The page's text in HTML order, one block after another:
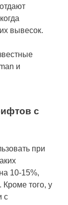
вывесок.
и
с
при
10-15%,
того, у
с